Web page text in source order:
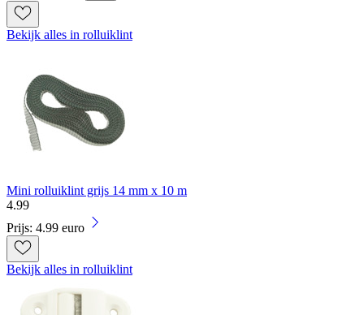
Bekijk alles in rolluiklint
Mini rolluiklint grijs 14 mm x 10 m
4.99
Prijs: 4.99 euro
Bekijk alles in rolluiklint